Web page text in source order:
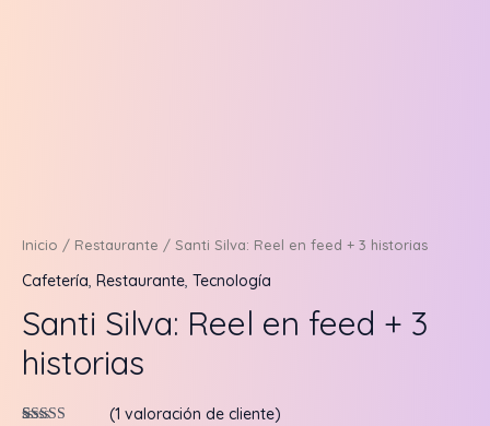
Inicio / Restaurante / Santi Silva: Reel en feed + 3 historias
Cafetería, Restaurante, Tecnología
Santi Silva: Reel en feed + 3
historias
(1 valoración de cliente)